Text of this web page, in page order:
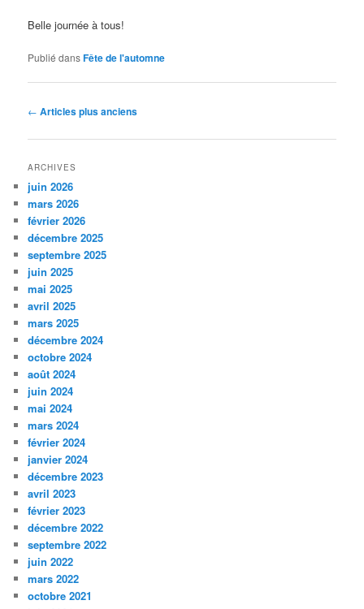
Belle journée à tous!
Publié dansFête de l'automne
Navigation
articles
← Articles plus anciens
ARCHIVES
juin 2026
mars 2026
février 2026
décembre 2025
septembre 2025
juin 2025
mai 2025
avril 2025
mars 2025
décembre 2024
octobre 2024
août 2024
juin 2024
mai 2024
mars 2024
février 2024
janvier 2024
décembre 2023
avril 2023
février 2023
décembre 2022
septembre 2022
juin 2022
mars 2022
octobre 2021